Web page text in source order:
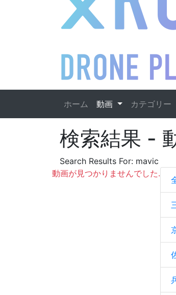
ホーム 動画 カテゴリー
検索結果 -
Search Results For: mavic
動画が見つかりませんでした.